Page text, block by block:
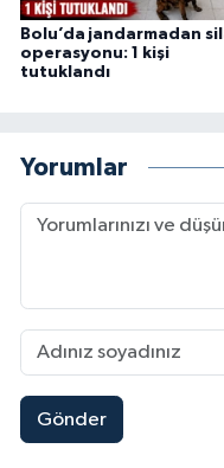
Bolu’da jandarmadan
operasyonu: 1 kişi
tutuklandı
Yorumlar
Gönder